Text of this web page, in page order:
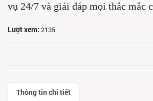
vụ 24/7 và giải đáp mọi thắc mắc
Lượt xem: 2135
Thông tin chi tiết